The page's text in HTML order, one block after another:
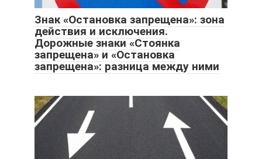
Знак «Остановка запрещена»: зона
действия и исключения.
Дорожные знаки «Стоянка
запрещена» и «Остановка
запрещена»: разница между ними